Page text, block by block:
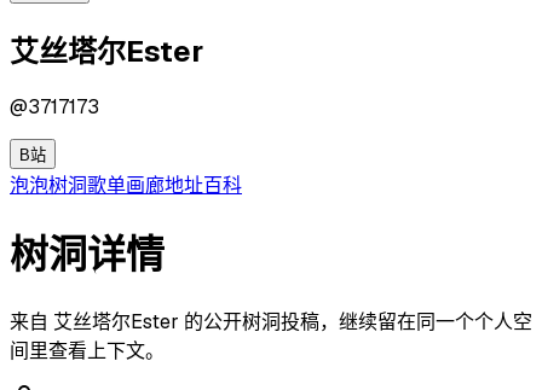
艾丝塔尔Ester
@3717173
B站
泡泡树洞歌单画廊地址百科
树洞详情
来自 艾丝塔尔Ester 的公开树洞投稿，继续留在同一个个人空
间里查看上下文。